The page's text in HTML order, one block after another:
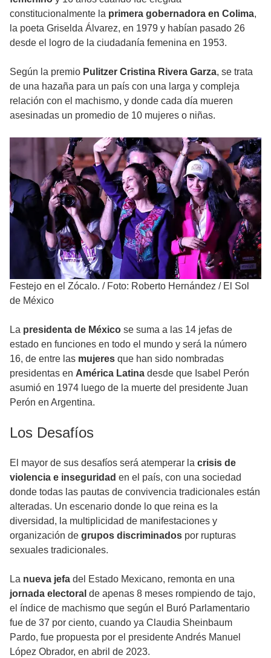
constitucionalmente la primera gobernadora en Colima,
la poeta Griselda Álvarez, en 1979 y habían pasado 26
desde el logro de la ciudadanía femenina en 1953.
Según la premio Pulitzer Cristina Rivera Garza, se trata
de una hazaña para un país con una larga y compleja
relación con el machismo, y donde cada día mueren
asesinadas un promedio de 10 mujeres o niñas.
Festejo en el Zócalo. / Foto: Roberto Hernández / El Sol
de México
La presidenta de México se suma a las 14 jefas de
estado en funciones en todo el mundo y será la número
16, de entre las mujeres que han sido nombradas
presidentas en América Latina desde que Isabel Perón
asumió en 1974 luego de la muerte del presidente Juan
Perón en Argentina.
Los Desafíos
El mayor de sus desafíos será atemperar la crisis de
violencia e inseguridad en el país, con una sociedad
donde todas las pautas de convivencia tradicionales están
alteradas. Un escenario donde lo que reina es la
diversidad, la multiplicidad de manifestaciones y
organización de grupos discriminados por rupturas
sexuales tradicionales.
La nueva jefa del Estado Mexicano, remonta en una
jornada electoral de apenas 8 meses rompiendo de tajo,
el índice de machismo que según el Buró Parlamentario
fue de 37 por ciento, cuando ya Claudia Sheinbaum
Pardo, fue propuesta por el presidente Andrés Manuel
López Obrador, en abril de 2023.